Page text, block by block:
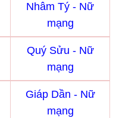
Nhâm Tý - Nữ
mạng
Quý Sửu - Nữ
mạng
Giáp Dần - Nữ
mạng